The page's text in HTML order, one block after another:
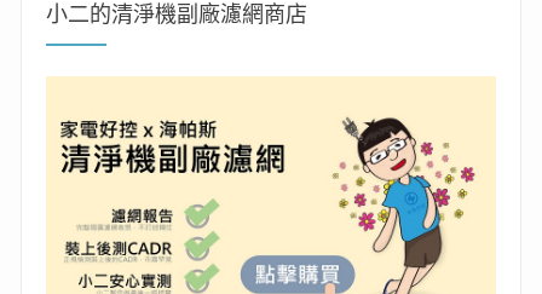
小二的清淨機副廠濾網商店